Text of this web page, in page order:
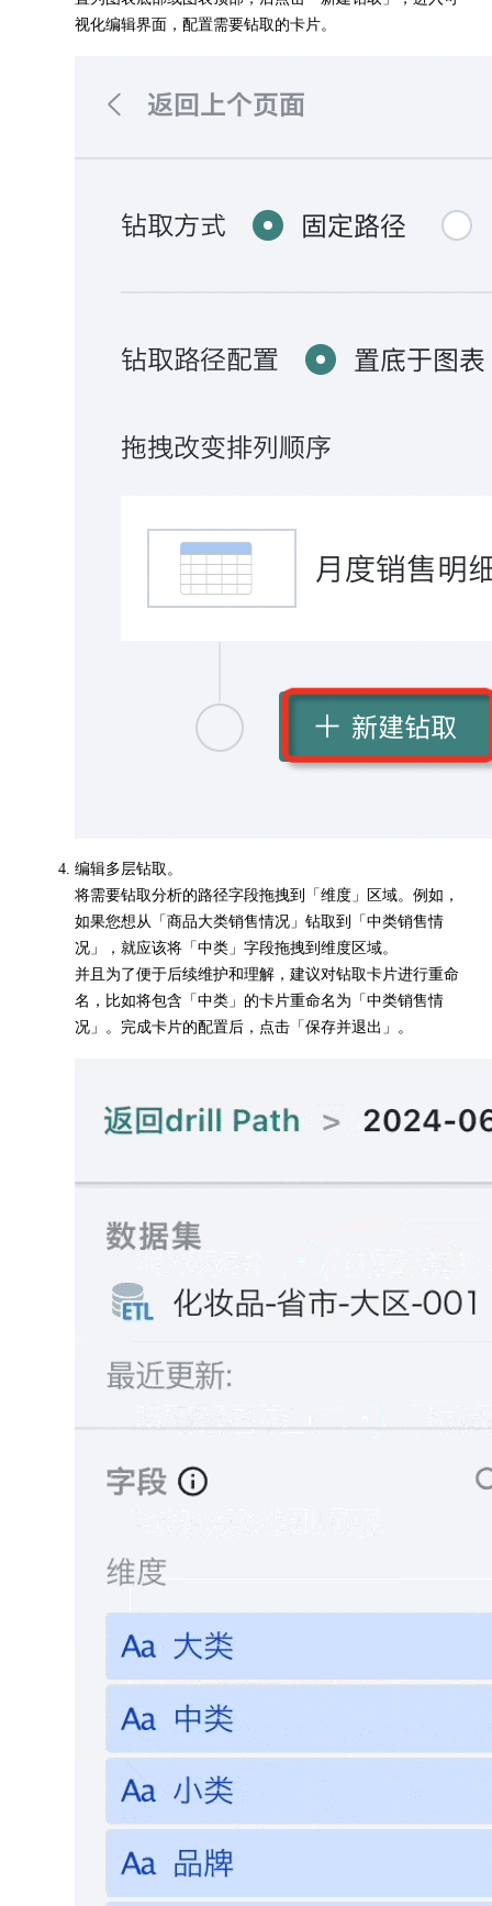
视化编辑界面，配置需要钻取的卡片。
编辑多层钻取。
将需要钻取分析的路径字段拖拽到「维度」区域。例如，
如果您想从「商品大类销售情况」钻取到「中类销售情
况」，就应该将「中类」字段拖拽到维度区域。
并且为了便于后续维护和理解，建议对钻取卡片进行重命
名，比如将包含「中类」的卡片重命名为「中类销售情
况」。完成卡片的配置后，点击「保存并退出」。